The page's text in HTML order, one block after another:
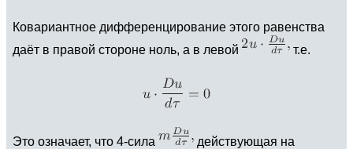
Ковариантное дифференцирование этого равенства
даёт в правой стороне ноль, а в левой
т.е.
Это означает, что 4-сила
действующая на